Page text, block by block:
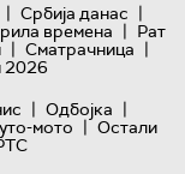
| Србија данас |
времена | Рат
| Сматрачница |
2026
| Одбојка |
мото | Остали